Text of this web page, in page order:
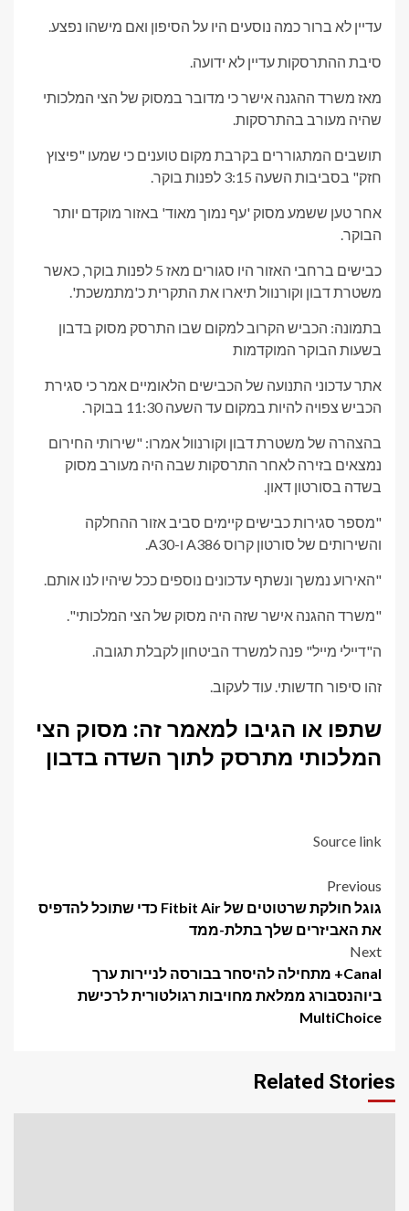
עדיין לא ברור כמה נוסעים היו על הסיפון ואם מישהו נפצע.
סיבת ההתרסקות עדיין לא ידועה.
מאז משרד ההגנה אישר כי מדובר במסוק של הצי המלכותי
שהיה מעורב בהתרסקות.
תושבים המתגוררים בקרבת מקום טוענים כי שמעו "פיצוץ
חזק" בסביבות השעה 3:15 לפנות בוקר.
אחר טען ששמע מסוק 'עף נמוך מאוד' באזור מוקדם יותר
הבוקר.
כבישים ברחבי האזור היו סגורים מאז 5 לפנות בוקר, כאשר
משטרת דבון וקורנוול תיארו את התקרית כ'מתמשכת'.
בתמונה: הכביש הקרוב למקום שבו התרסק מסוק בדבון
בשעות הבוקר המוקדמות
אתר עדכוני התנועה של הכבישים הלאומיים אמר כי סגירת
הכביש צפויה להיות במקום עד השעה 11:30 בבוקר.
בהצהרה של משטרת דבון וקורנוול אמרו: "שירותי החירום
נמצאים בזירה לאחר התרסקות שבה היה מעורב מסוק
בשדה בסורטון דאון.
"מספר סגירות כבישים קיימים סביב אזור ההחלקה
והשירותים של סורטון קרוס A386 ו-A30.
"האירוע נמשך ונשתף עדכונים נוספים ככל שיהיו לנו אותם.
"משרד ההגנה אישר שזה היה מסוק של הצי המלכותי".
ה"דיילי מייל" פנה למשרד הביטחון לקבלת תגובה.
זהו סיפור חדשותי. עוד לעקוב.
שתפו או הגיבו למאמר זה: מסוק הצי
המלכותי מתרסק לתוך השדה בדבון
Source link
Post
navigation
Previous
גוגל חולקת שרטוטים של Fitbit Air כדי שתוכל להדפיס
את האביזרים שלך בתלת-ממד
Next
Canal+ מתחילה להיסחר בבורסה לניירות ערך
ביוהנסבורג ממלאת מחויבות רגולטורית לרכישת
MultiChoice
Related Stories